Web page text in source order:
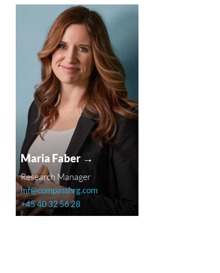
Maria Faber →
Research Manager
mf@compasshrg.com
+45 40 32 56 28